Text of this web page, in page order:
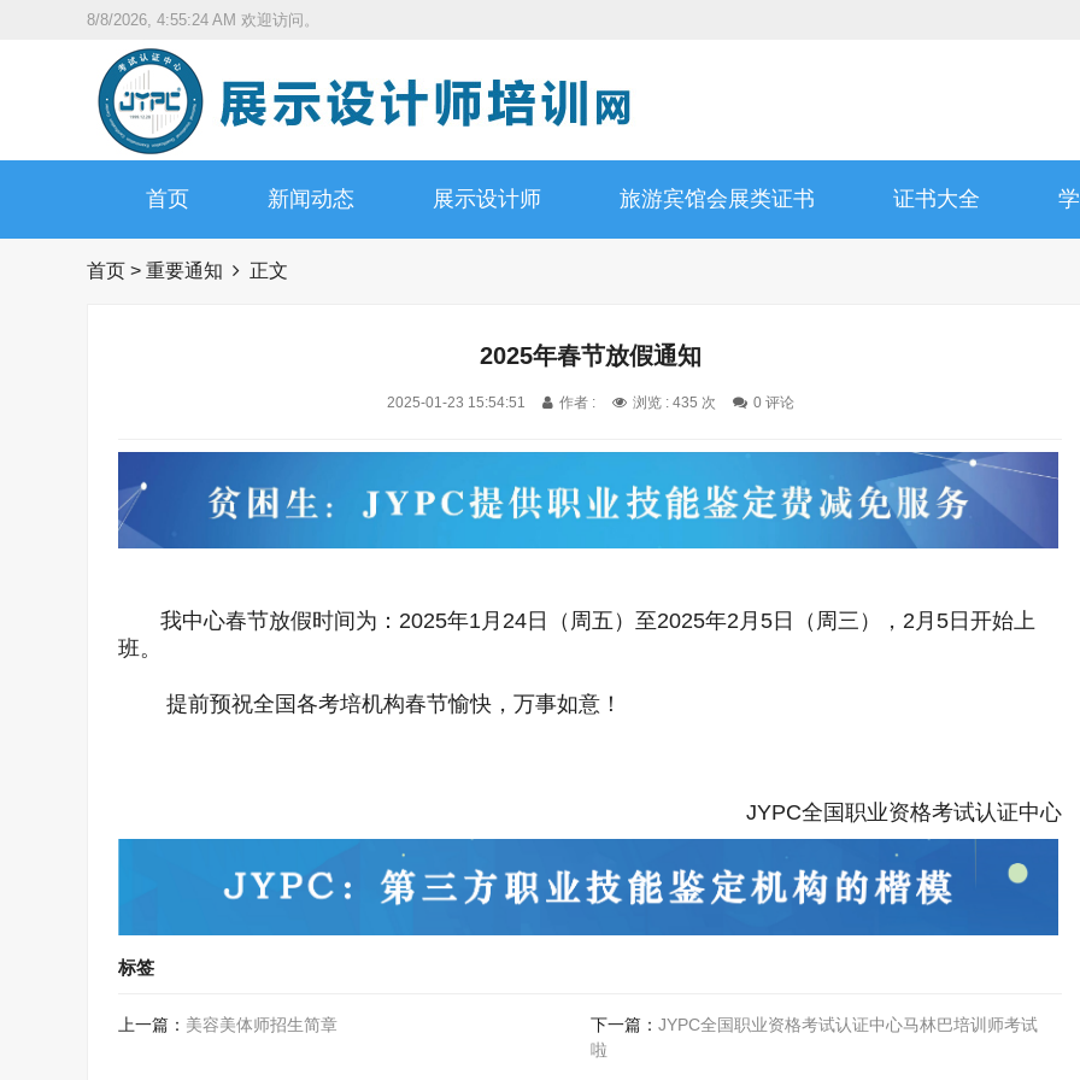
8/8/2026, 4:55:25 AM 欢迎访问。
首页 新闻动态 展示设计师 旅游宾馆会展类证书 证书大全
首页 > 重要通知 正文
2025年春节放假通知
2025-01-23 15:54:51 作者 : 浏览 : 435 次 0 评论
我中心春节放假时间为： 2025年1月 24 日（周 五 ）至2025年2月 5 日（ 周三 ）， 2月 5 日开始上
班。
提前预祝全国各考培机构春节愉快，万事如意！
JYPC全国职业资格考试认证中心
标签
上一篇： 美容美体师招生简章 下一篇： JYPC全国职业资格考试认证中心马林巴培训师考试
啦